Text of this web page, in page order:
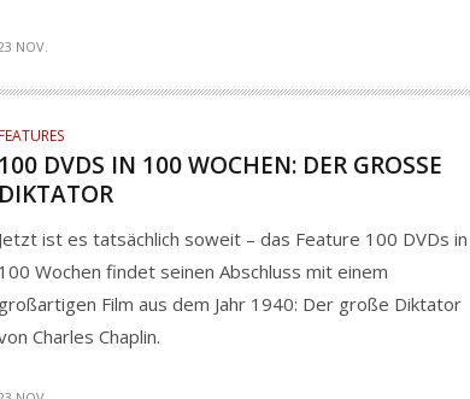
NOV.
DVDS IN 100 WOCHEN: DER GROSSE D
ist es tatsächlich soweit – das Feature 100 DVDs in
Wochen findet seinen Abschluss mit einem
Film aus dem Jahr 1940: Der große Diktator
Charles Chaplin.